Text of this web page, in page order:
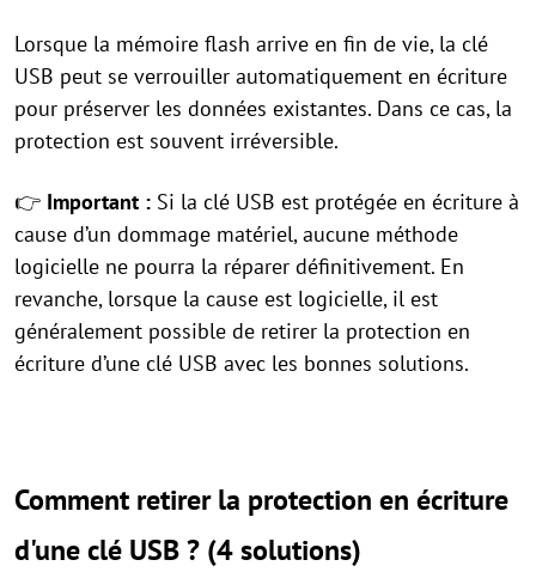
Lorsque la mémoire flash arrive en fin de vie, la clé
USB peut se verrouiller automatiquement en écriture
pour préserver les données existantes. Dans ce cas, la
protection est souvent irréversible.
👉 Important : Si la clé USB est protégée en écriture à
cause d’un dommage matériel, aucune méthode
logicielle ne pourra la réparer définitivement. En
revanche, lorsque la cause est logicielle, il est
généralement possible de retirer la protection en
écriture d’une clé USB avec les bonnes solutions.
Comment retirer la protection en écriture
d'une clé USB ? (4 solutions)